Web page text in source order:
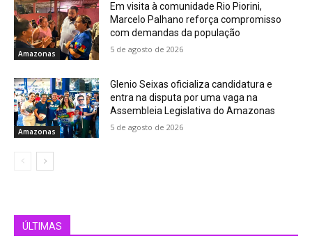
Amazonas
Em visita à comunidade Rio Piorini,
Marcelo Palhano reforça compromisso
com demandas da população
5 de agosto de 2026
Amazonas
Glenio Seixas oficializa candidatura e
entra na disputa por uma vaga na
Assembleia Legislativa do Amazonas
5 de agosto de 2026
ÚLTIMAS